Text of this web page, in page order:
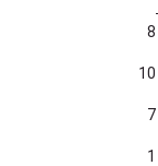
8
10
7
1